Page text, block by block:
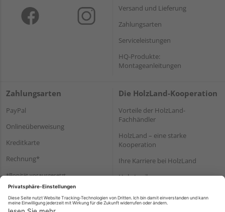
Versand und Lieferung
Zahlungsarten
Serviceleistungen
HQ-Produkte:
Montageanleitungen
Zahlungsarten
PayPal
Onlineüberweisung
Kreditkarte
Rechnung*
*Bonität vorausgesetzt
Die HolzLand-Kooperation
Vorteile der HolzLand-
Fachhändler
HolzLand – eine starke
Kooperation
Ihre Karriere bei HolzLand
Holz-Lexikon